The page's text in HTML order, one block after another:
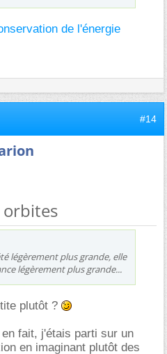
de l'énergie
#14
orbites
légèrement plus grande, elle
légèrement plus grande...
plutôt ?
fait, j'étais parti sur un
en imaginant plutôt des